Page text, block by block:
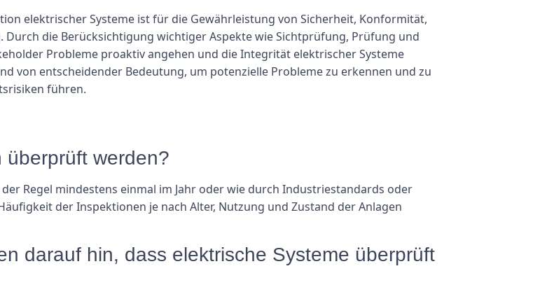
elektrischer Systeme ist für die Gewährleistung von Sicherheit, Konformität,
die Berücksichtigung wichtiger Aspekte wie Sichtprüfung, Prüfung und
Probleme proaktiv angehen und die Integrität elektrischer Systeme
von entscheidender Bedeutung, um potenzielle Probleme zu erkennen und zu
führen.
überprüft werden?
Regel mindestens einmal im Jahr oder wie durch Industriestandards oder
der Inspektionen je nach Alter, Nutzung und Zustand der Anlagen
darauf hin, dass elektrische Systeme überprüft